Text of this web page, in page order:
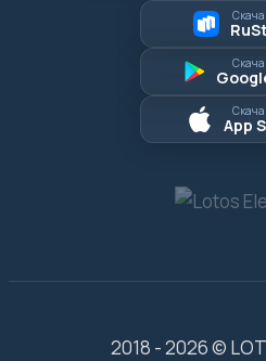
App
2018 - 2026 ©